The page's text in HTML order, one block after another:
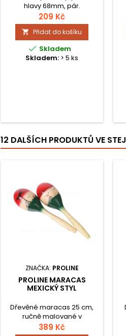
hlavy 68mm, pár.
209 Kč
 Přidat do košíku
 Skladem
Skladem: > 5 ks
12 DALŠÍCH PRODUKTŮ VE
ZNAČKA: PROLINE
PROLINE MARACAS
MEXICKÝ STYL
Dřevěné maracas 25 cm,
ručně malované v
mexickém stylu.
389 Kč